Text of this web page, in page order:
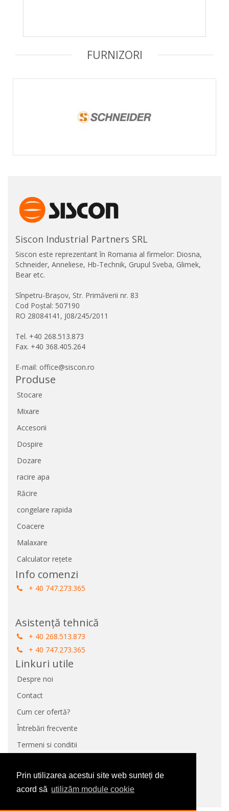
Prin utilizarea acestui site web sunteți de
acord să utilizăm module cookie
FURNIZORI
Siscon Industrial Partners SRL
Siscon este reprezentant în Romania al firmelor: Diosna,
Schneider, Anneliese, Hb-Technik, Grupul Sveba, Glimek,
Bear etc.
Sînpetru-Brașov, Str. Primăverii nr. 83
Cod Poștal: 507190
RO 28084141, J08/245/2011
Tel. +40 268.513.873
Fax. +40 368.405.264
E-mail: office@siscon.ro
Produse
Stocare
Mixare
Accesorii
Dospire
Dozare
racire apa
Răcire
congelare rapida
Coacere
Malaxare
Calculator rețete
Info comenzi
+ 40 747.273.365
Asistență tehnică
+ 40 268.513.873
+ 40 747.273.365
Linkuri utile
Despre noi
Contact
Cum cer ofertă?
Întrebări frecvente
Termeni si conditii
Panou de control GDPR
Politica de utilizare cookie-uri